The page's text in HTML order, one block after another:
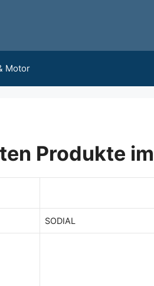
Motor
Produkte
SODIAL